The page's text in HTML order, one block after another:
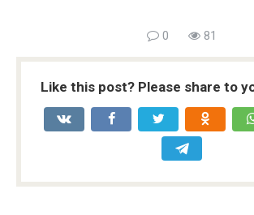
0 81
Like this post? Please share to